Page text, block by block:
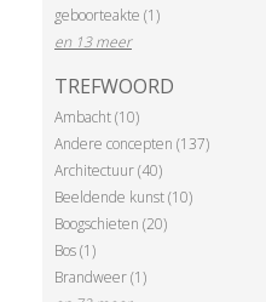
geboorteakte (1)
en 13 meer
TREFWOORD
Ambacht (10)
Andere concepten (137)
Architectuur (40)
Beeldende kunst (10)
Boogschieten (20)
Bos (1)
Brandweer (1)